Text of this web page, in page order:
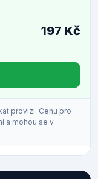
197 Kč
provizi. Cenu pro
a mohou se v